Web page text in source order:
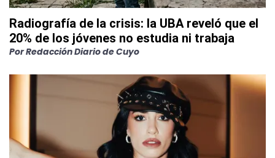
Radiografía de la crisis: la UBA reveló que el
20% de los jóvenes no estudia ni trabaja
PorRedacción Diario de Cuyo